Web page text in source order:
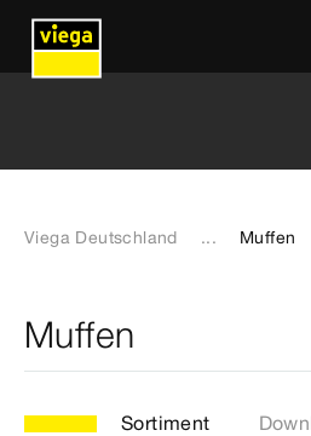
Viega Deutschland ... Muffen
Muffen
Sortiment